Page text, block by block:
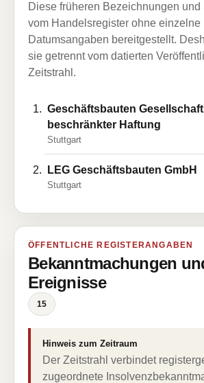
Diese früheren Bezeichnungen und
vom Handelsregister ohne einzelne
Datumsangaben bereitgestellt.
sie getrennt vom datierten
Zeitstrahl.
Geschäftsbauten
beschränkter Haftung
Stuttgart
LEG Geschäftsbauten GmbH
Stuttgart
ÖFFENTLICHE REGISTERANGABEN
Bekanntmachungen
Ereignisse
15
Hinweis zum Zeitraum
Der Zeitstrahl verbindet
zugeordnete